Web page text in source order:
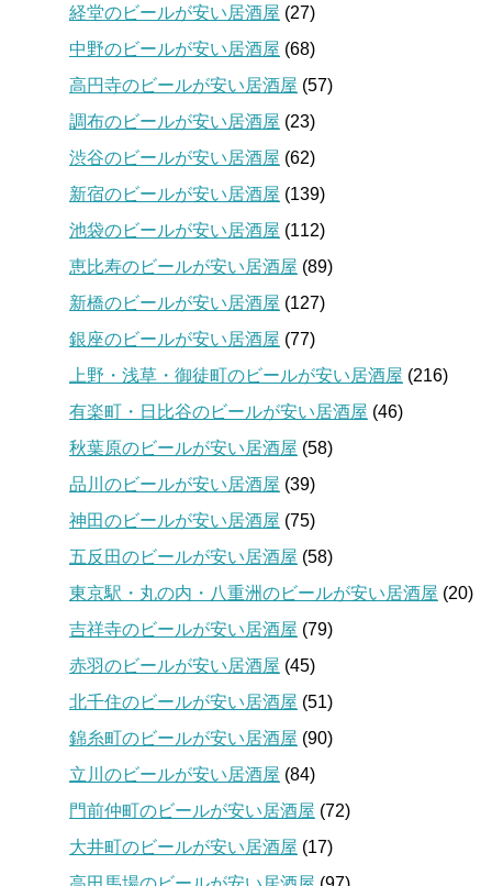
経堂のビールが安い居酒屋 (27)
中野のビールが安い居酒屋 (68)
高円寺のビールが安い居酒屋 (57)
調布のビールが安い居酒屋 (23)
渋谷のビールが安い居酒屋 (62)
新宿のビールが安い居酒屋 (139)
池袋のビールが安い居酒屋 (112)
恵比寿のビールが安い居酒屋 (89)
新橋のビールが安い居酒屋 (127)
銀座のビールが安い居酒屋 (77)
上野・浅草・御徒町のビールが安い居酒屋 (216)
有楽町・日比谷のビールが安い居酒屋 (46)
秋葉原のビールが安い居酒屋 (58)
品川のビールが安い居酒屋 (39)
神田のビールが安い居酒屋 (75)
五反田のビールが安い居酒屋 (58)
東京駅・丸の内・八重洲のビールが安い居酒屋 (20)
吉祥寺のビールが安い居酒屋 (79)
赤羽のビールが安い居酒屋 (45)
北千住のビールが安い居酒屋 (51)
錦糸町のビールが安い居酒屋 (90)
立川のビールが安い居酒屋 (84)
門前仲町のビールが安い居酒屋 (72)
大井町のビールが安い居酒屋 (17)